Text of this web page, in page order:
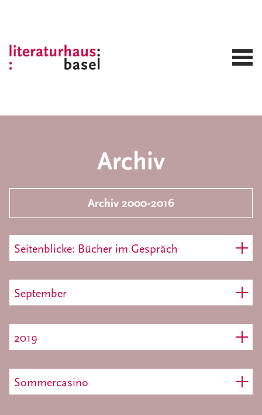
Archiv
Archiv 2000-2016
Seitenblicke: Bücher im Gespräch
September
2019
Sommercasino